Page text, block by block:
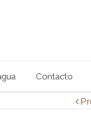
Contacto